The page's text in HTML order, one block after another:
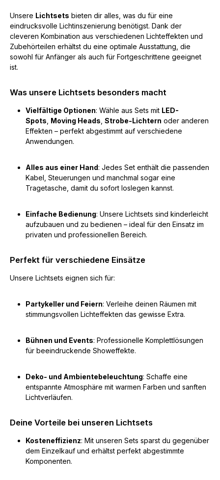
Unsere Lichtsets bieten dir alles, was du für eine
eindrucksvolle Lichtinszenierung benötigst. Dank der
cleveren Kombination aus verschiedenen Lichteffekten und
Zubehörteilen erhältst du eine optimale Ausstattung, die
sowohl für Anfänger als auch für Fortgeschrittene geeignet
ist.
Was unsere Lichtsets besonders macht
Vielfältige Optionen: Wähle aus Sets mit LED-
Spots Moving Heads Strobe-Lichtern oder anderen
Effekten – perfekt abgestimmt auf verschiedene
Anwendungen.
Alles aus einer Hand: Jedes Set enthält die passenden
Kabel, Steuerungen und manchmal sogar eine
Tragetasche, damit du sofort loslegen kannst.
Einfache Bedienung: Unsere Lichtsets sind kinderleicht
aufzubauen und zu bedienen – ideal für den Einsatz im
privaten und professionellen Bereich.
Perfekt für verschiedene Einsätze
Unsere Lichtsets eignen sich für:
Partykeller und Feiern: Verleihe deinen Räumen mit
stimmungsvollen Lichteffekten das gewisse Extra.
Bühnen und Events: Professionelle Komplettlösungen
für beeindruckende Showeffekte.
Deko- und Ambientebeleuchtung: Schaffe eine
entspannte Atmosphäre mit warmen Farben und sanften
Lichtverläufen.
Deine Vorteile bei unseren Lichtsets
Kosteneffizienz: Mit unseren Sets sparst du gegenüber
dem Einzelkauf und erhältst perfekt abgestimmte
Komponenten.